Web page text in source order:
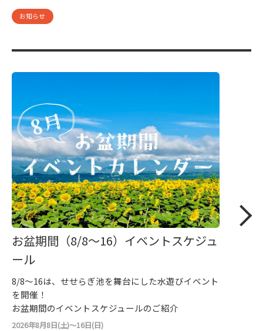
お知らせ
お盆期間（8/8～16）イベントスケジュ
ール
8/8～16は、せせらぎ池を舞台にした水遊びイベント
を開催！
お盆期間のイベントスケジュールのご紹介
2026年8月8日(土)～16日(日)